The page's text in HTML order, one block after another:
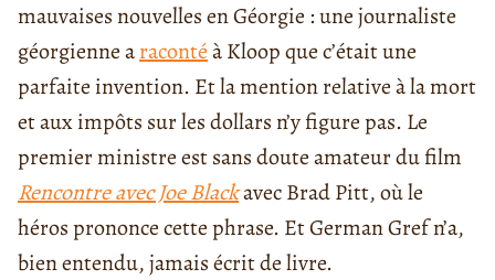
mauvaises nouvelles en Géorgie : une journaliste
géorgienne aracontéà Kloop que c’était une
parfaite invention. Et la mention relative àla mort
et aux impôts sur les dollars n’y figure pas. Le
premier ministre est sans doute amateur du film
Rencontre avec Joe Blackavec Brad Pitt, où le
héros prononce cette phrase. Et German Gref n’a,
bien entendu, jamais écrit de livre.